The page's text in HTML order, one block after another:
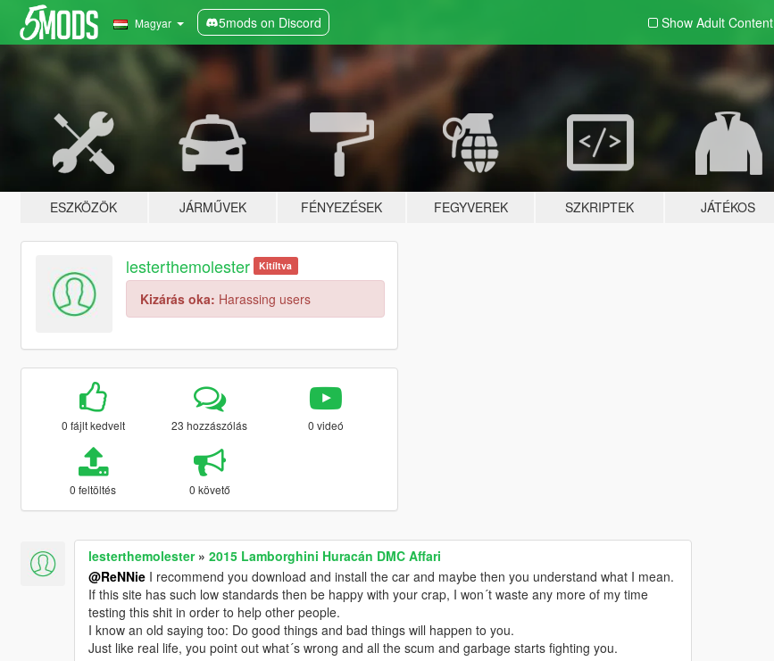
Magyar 5mods on Discord Show Adult Content
ESZKÖZÖK JÁRMŰVEK FÉNYEZÉSEK FEGYVEREK SZKRIPTEK JÁTÉKOS
lesterthemolester Kitíltva
Kizárás oka: Harassing users
0 fájlt kedvelt 23 hozzászólás 0 videó
0 feltöltés 0 követő
lesterthemolester» 2015 Lamborghini Huracán DMC Affari
@ReNNieI recommend you download and install the car and maybe then you understand what I mean.
If this site has such low standards then be happy with your crap, I won´t waste any more of my time
testing this shit in order to help other people.
I know an old saying too: Do good things and bad things will happen to you.
Just like real life, you point out what´s wrong and all the scum and garbage starts fighting you.